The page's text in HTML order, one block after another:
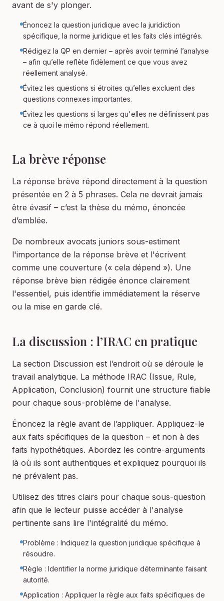
avant de s'y plonger.
Énoncez la question juridique avec la juridiction
spécifique, la norme juridique et les faits clés intégrés.
Rédigez la QP en dernier – après avoir terminé l’analyse
– afin qu’elle reflète fidèlement ce que vous avez
réellement analysé.
Évitez les questions si étroites qu’elles excluent des
questions connexes importantes.
Évitez les questions si larges qu'elles ne définissent pas
ce à quoi le mémo répond réellement.
La brève réponse
La réponse brève répond directement à la question
présentée en 2 à 5 phrases. Cela ne devrait jamais
être évasif – c’est la thèse du mémo, énoncée
d’emblée.
De nombreux avocats juniors sous-estiment
l'importance de la réponse brève et l'écrivent
comme une couverture (« cela dépend »). Une
réponse brève bien rédigée énonce clairement
l'essentiel, puis identifie immédiatement la réserve
ou la mise en garde clé.
La discussion : l’IRAC en pratique
La section Discussion est l’endroit où se déroule le
travail analytique. La méthode IRAC (Issue, Rule,
Application, Conclusion) fournit une structure fiable
pour chaque sous-problème de l'analyse.
Énoncez la règle avant de l’appliquer. Appliquez-le
aux faits spécifiques de la question – et non à des
faits hypothétiques. Abordez les contre-arguments
là où ils sont authentiques et expliquez pourquoi ils
ne prévalent pas.
Utilisez des titres clairs pour chaque sous-question
afin que le lecteur puisse accéder à l'analyse
pertinente sans lire l'intégralité du mémo.
Problème : Indiquez la question juridique spécifique à
résoudre.
Règle : Identifier la norme juridique déterminante faisant
autorité.
Application : Appliquer la règle aux faits spécifiques de